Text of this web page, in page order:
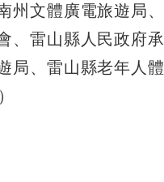
州文體廣電旅遊局
、雷山縣人民政府
局、雷山縣老年人體